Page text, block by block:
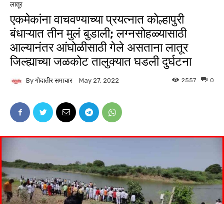
लातूर
एकमेकांना वाचवण्याच्या प्रयत्नात कोल्हापुरी
बंधाऱ्यात तीन मुलं बुडाली; लग्नसोहळ्यासाठी
आल्यानंतर आंघोळीसाठी गेले असताना लातूर
जिल्ह्याच्या जळकोट तालुक्यात घडली दुर्घटना
By गोदातीर समाचार May 27, 2022 0
2557